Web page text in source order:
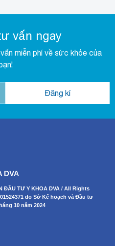
vấn ngay
miễn phí về sức khỏe của
bạn!
DVA
ĐẦU TƯ Y KHOA DVA / All Rights
do Sở Kế hoạch và Đầu tư
10 năm 2024